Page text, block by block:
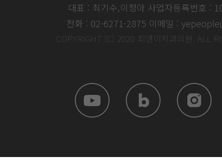
대표 : 최기수,이정아 사업자등록번호 :
전화 : 02-6271-2875 이메일 :
COPYRIGHT (C) 2020 최앤이치과의원. ALL